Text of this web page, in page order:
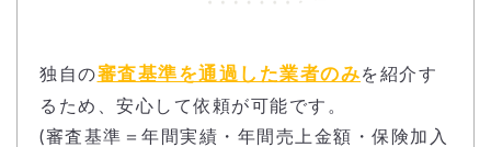
独自の審査基準を通過した業者のみを紹介す
るため、安心して依頼が可能です。
(審査基準＝年間実績・年間売上金額・保険加入